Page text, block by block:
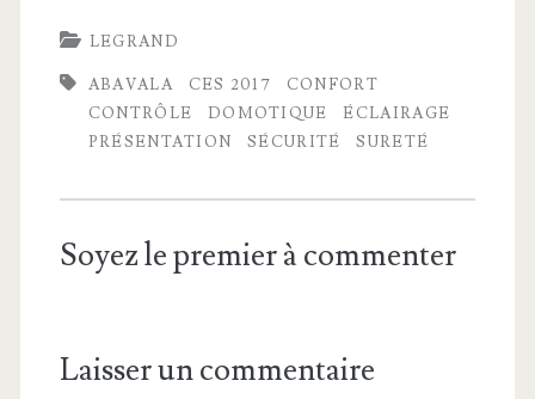
LEGRAND
ABAVALA CES 2017
CONFORT
CONTRÔLE
DOMOTIQUE
ÉCLAIRAGE
PRÉSENTATION
SÉCURITÉ SURETÉ
Soyez le premier à commenter
Laisser un commentaire